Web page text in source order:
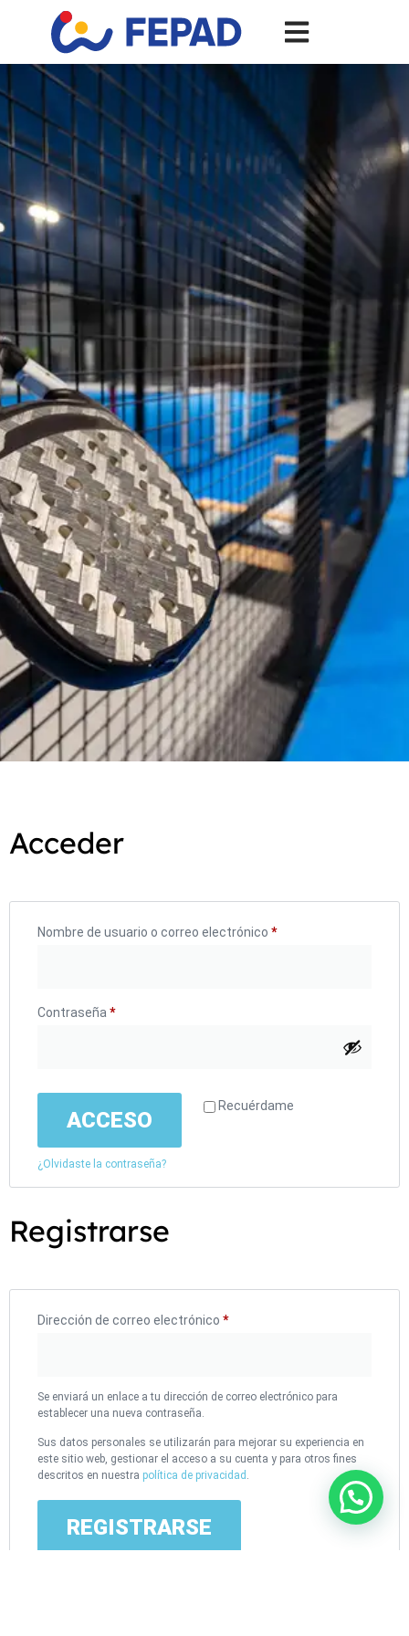
Acceder
Nombre de usuario o correo electrónico *
Contraseña *
Recuérdame
ACCESO
¿Olvidaste la contraseña?
Registrarse
Dirección de correo electrónico *
Se enviará un enlace a tu dirección de correo electrónico para
establecer una nueva contraseña.
Sus datos personales se utilizarán para mejorar su experiencia en
este sitio web, gestionar el acceso a su cuenta y para otros fines
descritos en nuestra política de privacidad .
REGISTRARSE